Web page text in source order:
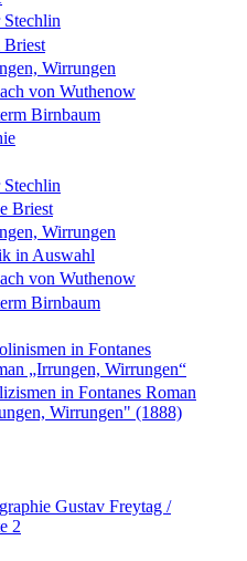
Wirrungen
von Wuthenow
Birnbaum
Briest
Wirrungen
in Auswahl
von Wuthenow
Birnbaum
in Fontanes
„Irrungen, Wirrungen“
in Fontanes Roman
Wirrungen" (1888)
Gustav Freytag /
2